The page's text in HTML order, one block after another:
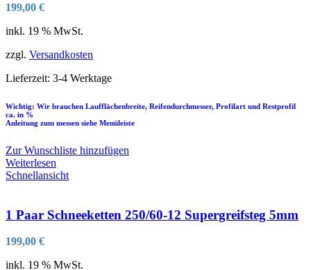
199,00 €
inkl. 19 % MwSt.
zzgl. Versandkosten
Lieferzeit: 3-4 Werktage
Wichtig: Wir brauchen Laufflächenbreite, Reifendurchmesser, Profilart und Restprofil
ca. in %
Anleitung zum messen siehe Menüleiste
Zur Wunschliste hinzufügen
Weiterlesen
Schnellansicht
1 Paar Schneeketten 250/60-12 Supergreifsteg 5mm
199,00 €
inkl. 19 % MwSt.